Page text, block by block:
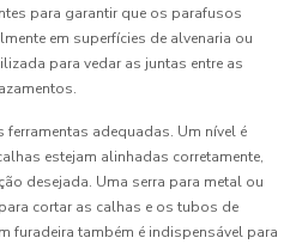
para garantir que os parafusos
em superfícies de alvenaria ou
para vedar as juntas entre as
ferramentas adequadas. Um nível é
estejam alinhadas corretamente,
desejada. Uma serra para metal ou
cortar as calhas e os tubos de
furadeira também é indispensável para